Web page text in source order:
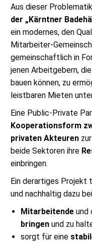
Aus dieser
der „Kärntner
ein modernes, den
Mitarbeiter-
gemeinschaftlich in
jenen Arbeitgebern,
bauen können, zu
leistbaren Mieten
Eine Public-Private
Kooperationsform
privaten Akteurenzur
beide Sektoren ihre
einbringen.
Ein derartiges Projekt
und nachhaltig dazu
Mitarbeitendeund
bringenund zu
sorgt für eine